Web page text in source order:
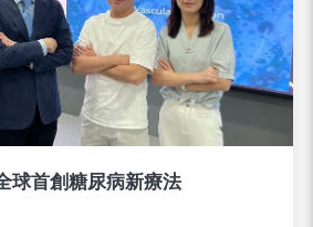
球首創糖尿病新療法